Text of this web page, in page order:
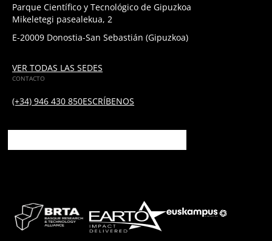
Parque Científico y Tecnológico de Gipuzkoa
Mikeletegi pasealekua, 2
E-20009 Donostia-San Sebastián (Gipuzkoa)
VER TODAS LAS SEDES
CONTACTO
(+34) 946 430 850ESCRÍBENOS